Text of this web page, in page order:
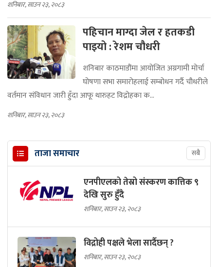
शनिबार, साउन २३, २०८३
पहिचान माग्दा जेल र हतकडी
पाइयो : रेशम चौधरी
शनिबार काठमाडौंमा आयोजित अग्रगामी मोर्चा
घोषणा सभा समारोहलाई सम्बोधन गर्दै चौधरीले
वर्तमान संविधान जारी हुँदा आफू थारुहट विद्रोहका क...
शनिबार, साउन २३, २०८३
ताजा समाचार सबै
एनपीएलको तेस्रो संस्करण कात्तिक ९
देखि सुरु हुँदै
शनिबार, साउन २३, २०८३
विद्रोही पक्षले भेला सार्दैछन् ?
शनिबार, साउन २३, २०८३